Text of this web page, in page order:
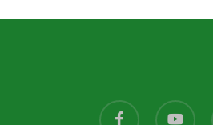
facebook youtube